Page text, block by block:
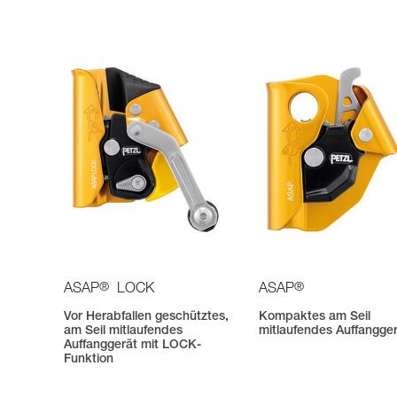
ASAP® LOCK
Vor Herabfallen geschütztes,
am Seil mitlaufendes
Auffanggerät mit LOCK-
Funktion
ASAP®
Kompaktes am Seil
mitlaufendes